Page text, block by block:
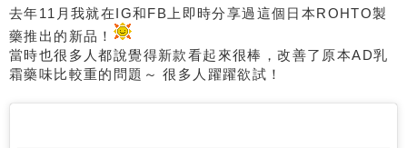
去年11月我就在IG和FB上即時分享過這個日本ROHTO製
藥推出的新品！
當時也很多人都說覺得新款看起來很棒，改善了原本AD乳
霜藥味比較重的問題～ 很多人躍躍欲試！